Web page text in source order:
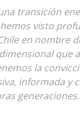
transición
visto
en nombre
que
la
informada y
generaciones.